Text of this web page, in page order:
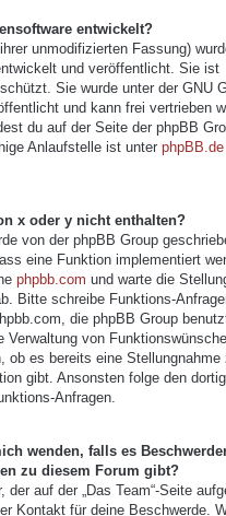
entwickelt?
unmodifizierten Fassung)
und veröffentlicht. Sie ist
Sie wurde unter der GNU
und kann frei vertrieben
du auf der Seite der phpBB
Anlaufstelle ist unterphpBB.de
x oder y nicht enthalten?
von der phpBB Group
eine Funktion implementiert
phpbb.com und warte die
Bitte schreibe Funktions-
die phpBB Group
Verwaltung von
ob es bereits eine Stellungnahme
gibt. Ansonsten folge den
Anfragen.
wenden, falls es
zu diesem Forum gibt?
der auf der „Das Team“-Seite
Kontakt für deine Beschwerde.